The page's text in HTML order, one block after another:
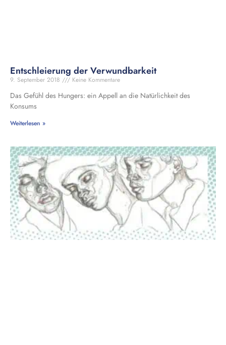
Entschleierung der Verwundbarkeit
9. September 2018 Keine Kommentare
Das Gefühl des Hungers: ein Appell an die Natürlichkeit des
Konsums
Weiterlesen »